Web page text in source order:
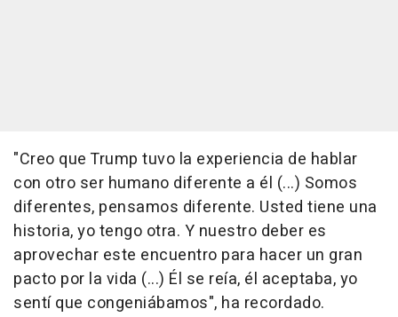
"Creo que Trump tuvo la experiencia de hablar
con otro ser humano diferente a él (...) Somos
diferentes, pensamos diferente. Usted tiene una
historia, yo tengo otra. Y nuestro deber es
aprovechar este encuentro para hacer un gran
pacto por la vida (...) Él se reía, él aceptaba, yo
sentí que congeniábamos", ha recordado.